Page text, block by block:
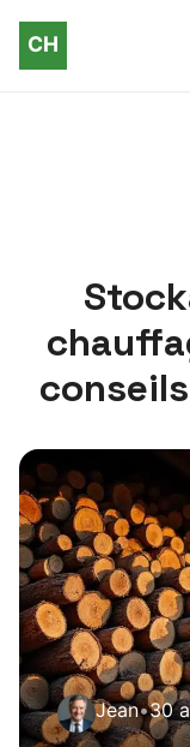
Jean•30